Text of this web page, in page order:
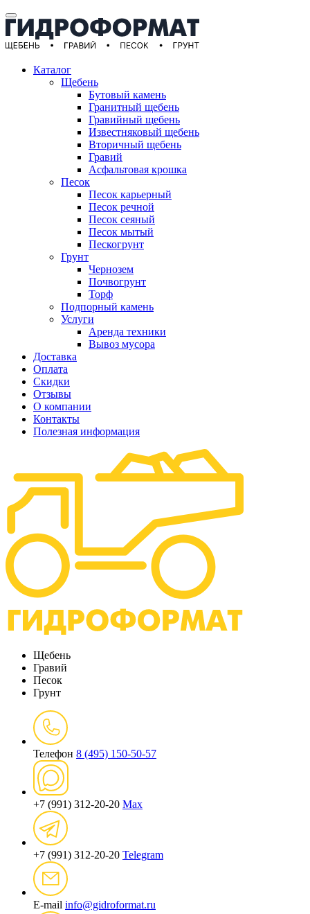
Каталог
Щебень
Бутовый камень
Гранитный щебень
Гравийный щебень
Известняковый щебень
Вторичный щебень
Гравий
Асфальтовая крошка
Песок
Песок карьерный
Песок речной
Песок сеяный
Песок мытый
Пескогрунт
Грунт
Чернозем
Почвогрунт
Торф
Подпорный камень
Услуги
Аренда техники
Вывоз мусора
Доставка
Оплата
Скидки
Отзывы
О компании
Контакты
Полезная информация
Щебень
Гравий
Песок
Грунт
Телефон 8 (495) 150-50-57
+7 (991) 312-20-20 Max
+7 (991) 312-20-20 Telegram
E-mail info@gidroformat.ru